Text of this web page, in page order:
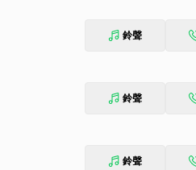
鈴聲
鈴聲
鈴聲